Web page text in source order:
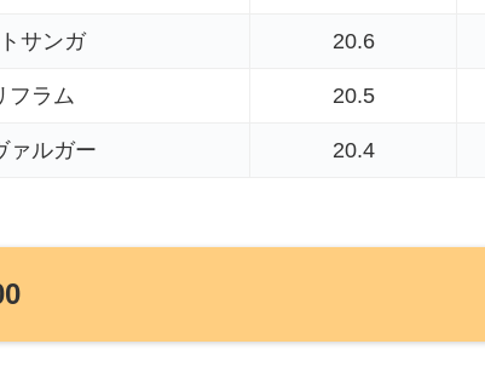
サンガ 20.6
フラム 20.5
ァルガー 20.4